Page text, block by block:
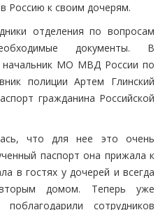
Россию к своим дочерям.
отделения по вопросам
документы. В
начальник МО МВД России по
полиции Артем Глинский
гражданина Российской
что для нее это очень
паспорт она прижала к
в гостях у дочерей и всегда
домом. Теперь уже
сотрудников